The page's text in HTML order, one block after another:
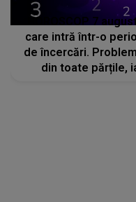
HOROSCOP 7
care intră într-o
de încercări.
din toate părțile,